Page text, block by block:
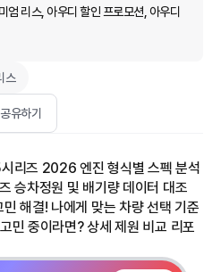
리스, 아우디 할인 프로모션, 아우디
스
공유하기
리즈 2026 엔진 형식별 스펙 분석
승차정원 및 배기량 데이터 대조
해결! 나에게 맞는 차량 선택 기준
중이라면? 상세 제원 비교 리포